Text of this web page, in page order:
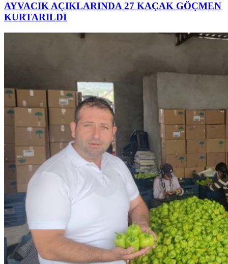
AYVACIK AÇIKLARINDA 27 KAÇAK GÖÇMEN
KURTARILDI